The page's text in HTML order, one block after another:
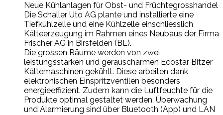
Neue Kühlanlagen für Obst- und Früchtegrosshandel
Die Schaller Uto AG plante und installierte eine
Tiefkühlzelle und eine Kühlzelle einschliesslich
Kälteerzeugung im Rahmen eines Neubaus der Firma
Frischer AG in Birsfelden (BL).
Die grossen Räume werden von zwei
leistungsstarken und geräuscharmen Ecostar Bitzer
Kältemaschinen gekühlt. Diese arbeiten dank
elektronischen Einspritzventilen besonders
energieeffizient. Zudem kann die Luftfeuchte für die
Produkte optimal gestaltet werden. Überwachung
und Alarmierung sind über Bluetooth (App) und LAN